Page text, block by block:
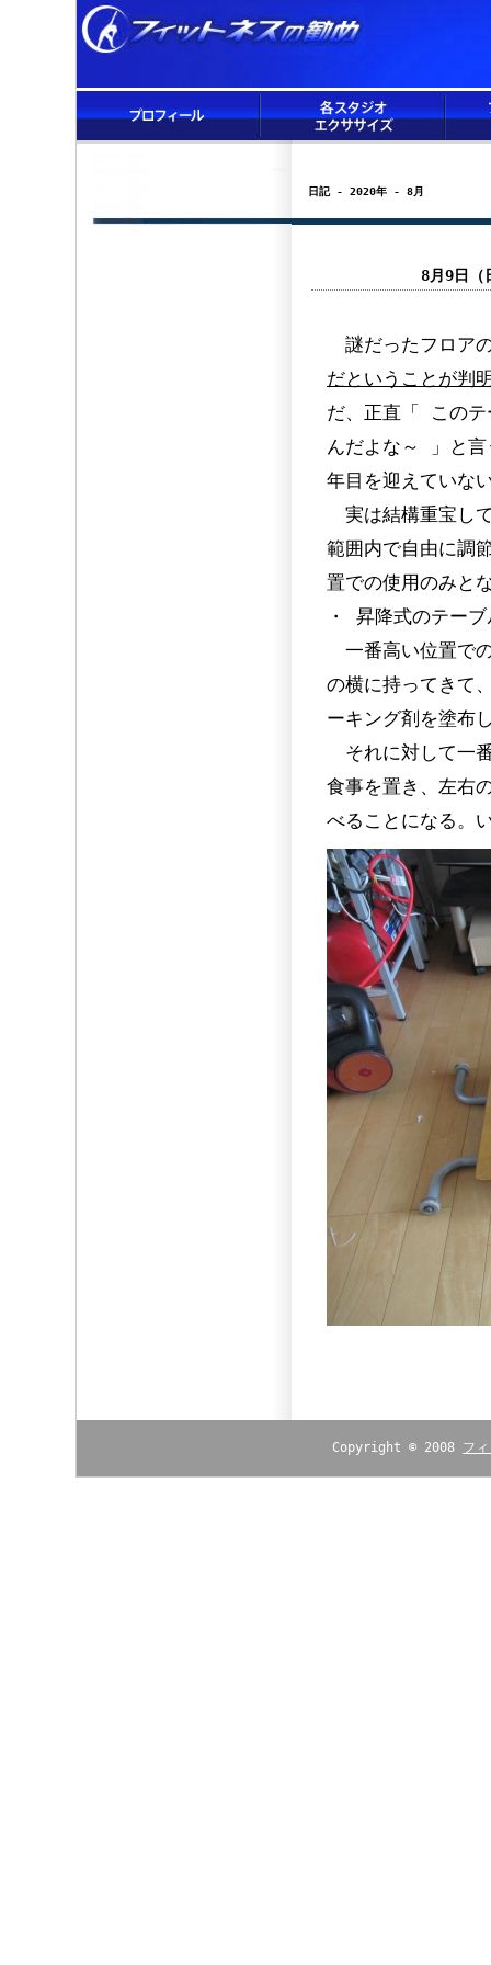
日記 - 2020年 - 8月
8月9日
謎だったフロア
だということが判
だ、正直「 このテ
んだよな～ 」と言
年目を迎えていな
実は結構重宝し
範囲内で自由に調
置での使用のみと
・ 昇降式のテーブ
一番高い位置で
の横に持ってきて
ーキング剤を塗布
それに対して一
食事を置き、左右
べることになる。
Copyright © 2008 フ